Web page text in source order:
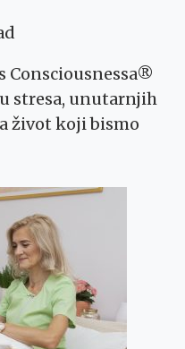
Consciousnessa®
stresa, unutarnjih
život koji bismo